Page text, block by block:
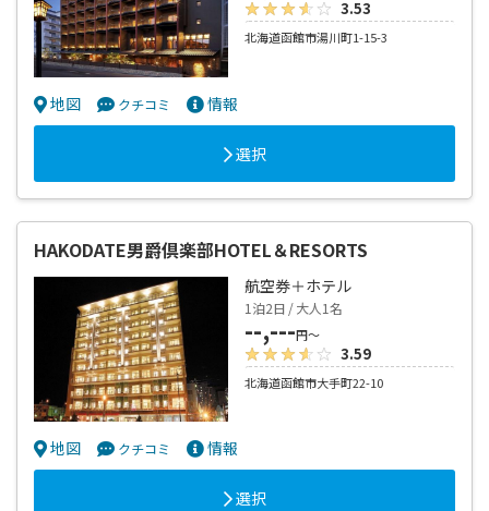
3.53
北海道函館市湯川町1-15-3
地図 クチコミ 情報
選択
HAKODATE男爵倶楽部HOTEL＆RESORTS
航空券＋ホテル
1泊2日 / 大人1名
--,---円～
3.59
北海道函館市大手町22-10
地図 クチコミ 情報
選択